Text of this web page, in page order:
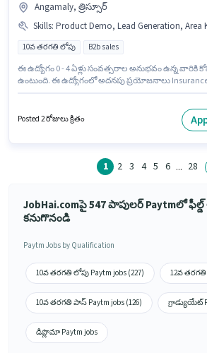
Angamaly, త్రిస్సూర్
Skills: Product Demo, Lead Generation, Area
10వ తరగతి లోపు B2b sales
ఈ ఉద్యోగం 0 - 4 ఏళ్లు సంవత్సరాల అనుభవం ఉన్న వారికి
ఉంటుంది. ఈ ఉద్యోగంలో అదనపు ప్రయోజనాలు Insurance,
త్రిస్సూర్ లో ఉంది. ఈ ఉద్యోగానికి అభ్యర్థి వద్ద Lead
Posted 2 రోజులు క్రితం
1 2 3 4 5 6 ... 28
JobHai.comపై 547 పాపులర్ Paytmలో
కనుగొనండి
Paytm Jobs by Qualification
10వ తరగతి లోపు Paytm jobs (227) 12వ తరగతి
10వ తరగతి పాస్ Paytm jobs (126) గ్రాడ్యుయేట్
డిప్లొమా Paytm jobs